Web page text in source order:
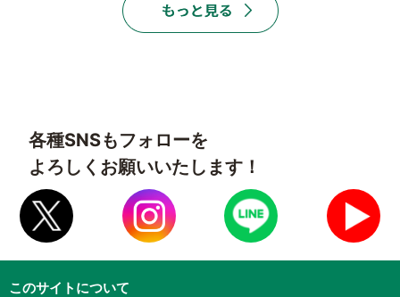
各種SNSもフォローを
よろしくお願いいたします！
このサイトについて